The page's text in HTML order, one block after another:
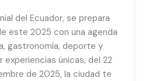
del Ecuador, se prepara
este 2025 con una agenda
gastronomía, deporte y
experiencias únicas, del 22
de 2025, la ciudad te